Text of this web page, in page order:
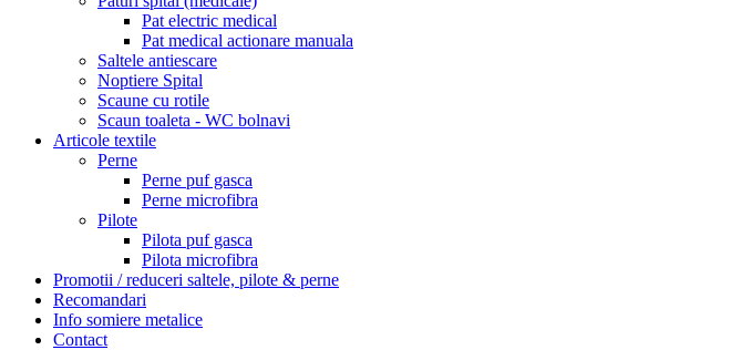
Pat electric medical
Pat medical actionare manuala
Saltele antiescare
Noptiere Spital
Scaune cu rotile
Scaun toaleta - WC bolnavi
Articole textile
Perne
Perne puf gasca
Perne microfibra
Pilote
Pilota puf gasca
Pilota microfibra
Promotii / reduceri saltele, pilote & perne
Recomandari
Info somiere metalice
Contact